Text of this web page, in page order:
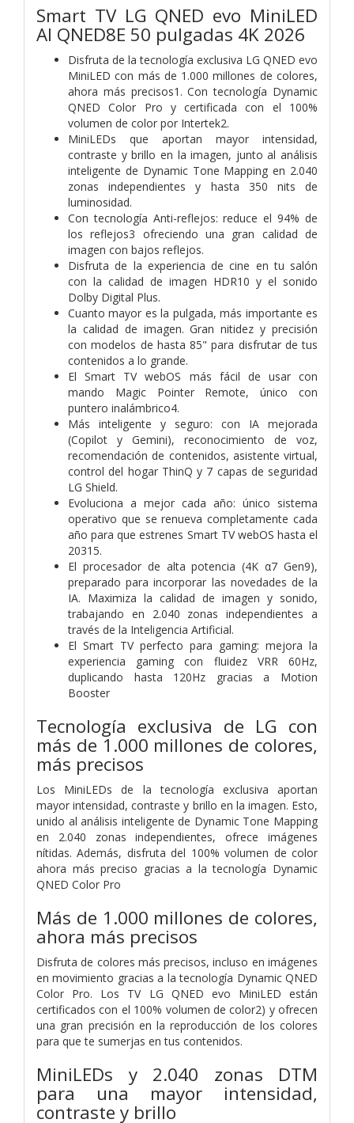
Smart TV LG QNED evo MiniLED
AI QNED8E 50 pulgadas 4K 2026
Disfruta de la tecnología exclusiva LG QNED evo
MiniLED con más de 1.000 millones de colores,
ahora más precisos1. Con tecnología Dynamic
QNED Color Pro y certificada con el 100%
volumen de color por Intertek2.
MiniLEDs que aportan mayor intensidad,
contraste y brillo en la imagen, junto al análisis
inteligente de Dynamic Tone Mapping en 2.040
zonas independientes y hasta 350 nits de
luminosidad.
Con tecnología Anti-reflejos: reduce el 94% de
los reflejos3 ofreciendo una gran calidad de
imagen con bajos reflejos.
Disfruta de la experiencia de cine en tu salón
con la calidad de imagen HDR10 y el sonido
Dolby Digital Plus.
Cuanto mayor es la pulgada, más importante es
la calidad de imagen. Gran nitidez y precisión
con modelos de hasta 85" para disfrutar de tus
contenidos a lo grande.
El Smart TV webOS más fácil de usar con
mando Magic Pointer Remote, único con
puntero inalámbrico4.
Más inteligente y seguro: con IA mejorada
(Copilot y Gemini), reconocimiento de voz,
recomendación de contenidos, asistente virtual,
control del hogar ThinQ y 7 capas de seguridad
LG Shield.
Evoluciona a mejor cada año: único sistema
operativo que se renueva completamente cada
año para que estrenes Smart TV webOS hasta el
20315.
El procesador de alta potencia (4K α7 Gen9),
preparado para incorporar las novedades de la
IA. Maximiza la calidad de imagen y sonido,
trabajando en 2.040 zonas independientes a
través de la Inteligencia Artificial.
El Smart TV perfecto para gaming: mejora la
experiencia gaming con fluidez VRR 60Hz,
duplicando hasta 120Hz gracias a Motion
Booster
Tecnología exclusiva de LG con
más de 1.000 millones de colores,
más precisos
Los MiniLEDs de la tecnología exclusiva aportan
mayor intensidad, contraste y brillo en la imagen. Esto,
unido al análisis inteligente de Dynamic Tone Mapping
en 2.040 zonas independientes, ofrece imágenes
nítidas. Además, disfruta del 100% volumen de color
ahora más preciso gracias a la tecnología Dynamic
QNED Color Pro
Más de 1.000 millones de colores,
ahora más precisos
Disfruta de colores más precisos, incluso en imágenes
en movimiento gracias a la tecnología Dynamic QNED
Color Pro. Los TV LG QNED evo MiniLED están
certificados con el 100% volumen de color2) y ofrecen
una gran precisión en la reproducción de los colores
para que te sumerjas en tus contenidos.
MiniLEDs y 2.040 zonas DTM
para una mayor intensidad,
contraste y brillo